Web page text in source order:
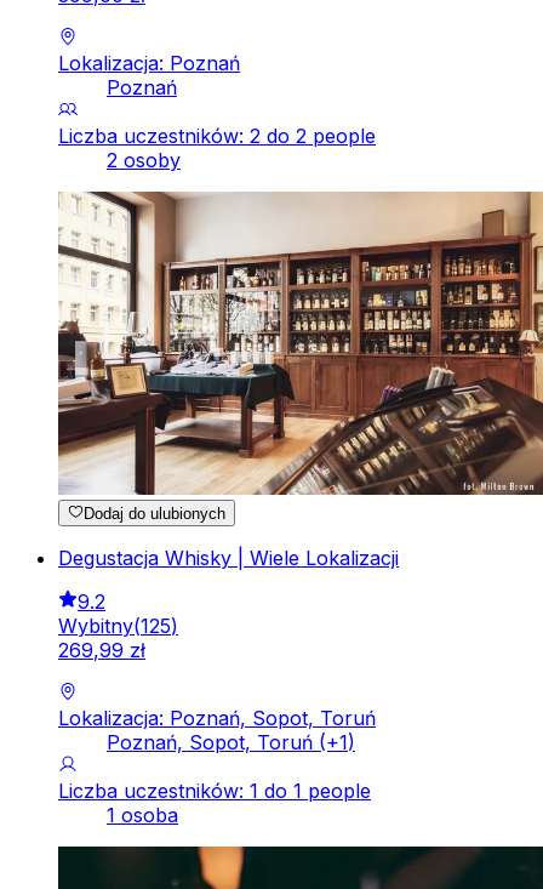
Lokalizacja: Poznań
Poznań
Liczba uczestników: 2 do 2 people
2 osoby
Dodaj do ulubionych
Degustacja Whisky | Wiele Lokalizacji
9.2
Wybitny(125)
269,99 zł
Lokalizacja: Poznań, Sopot, Toruń
Poznań, Sopot, Toruń (+1)
Liczba uczestników: 1 do 1 people
1 osoba